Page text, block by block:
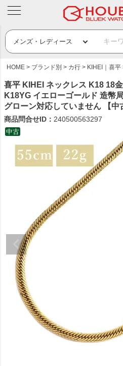
HOME ブランド別 カ行 KIHEI｜喜平
喜平 KIHEI ネックレス K18 18
K18YG イエローゴールド 造幣
グローン対応していません 【中
商品問合せID： 240500563297
中古